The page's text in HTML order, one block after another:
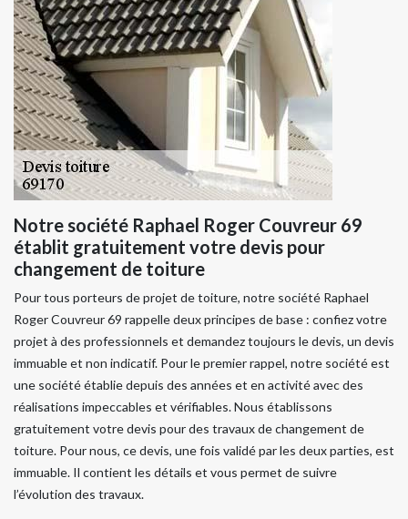
Notre société Raphael Roger Couvreur 69
établit gratuitement votre devis pour
changement de toiture
Pour tous porteurs de projet de toiture, notre société Raphael
Roger Couvreur 69 rappelle deux principes de base : confiez votre
projet à des professionnels et demandez toujours le devis, un devis
immuable et non indicatif. Pour le premier rappel, notre société est
une société établie depuis des années et en activité avec des
réalisations impeccables et vérifiables. Nous établissons
gratuitement votre devis pour des travaux de changement de
toiture. Pour nous, ce devis, une fois validé par les deux parties, est
immuable. Il contient les détails et vous permet de suivre
l’évolution des travaux.